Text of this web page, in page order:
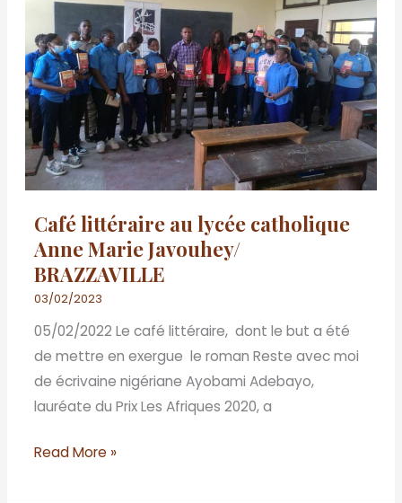
Café littéraire au lycée catholique
Anne Marie Javouhey/
BRAZZAVILLE
03/02/2023
05/02/2022 Le café littéraire, dont le but a été
de mettre en exergue le roman Reste avec moi
de écrivaine nigériane Ayobami Adebayo,
lauréate du Prix Les Afriques 2020, a
lycée
catholique
Anne
Marie
Javouhey/
BRAZZAVILLE
Read More »